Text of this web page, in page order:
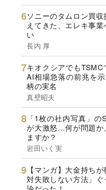
ソニーのタムロン買
えてきた、エレキ事
い
長内 厚
キオクシアでも
AI相場急落の前兆を
柄の実名
真壁昭夫
「1枚の社内写真」
が大激怒…何が問題か
ますか？
岩田いく実
【マンガ】大金持ち
対失敗しない方法」